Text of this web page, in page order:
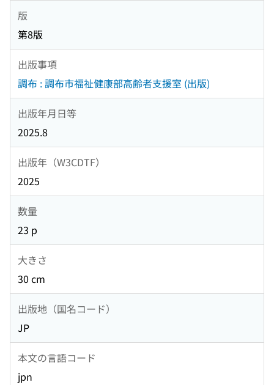
版
第8版
出版事項
調布 : 調布市福祉健康部高齢者支援室 (出版)
出版年月日等
2025.8
出版年（W3CDTF）
2025
数量
23 p
大きさ
30 cm
出版地（国名コード）
JP
本文の言語コード
jpn